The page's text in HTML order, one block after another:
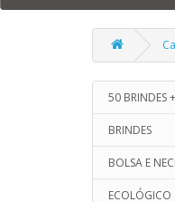
50 BRINDES
BRINDES
BOLSA E
ECOLÓGICO